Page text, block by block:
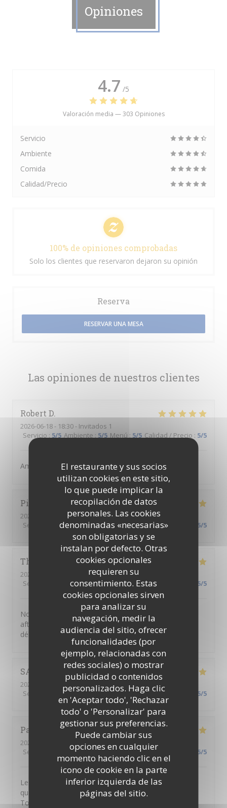
El restaurante y sus socios
utilizan cookies en este sitio,
lo que puede implicar la
recopilación de datos
personales. Las cookies
denominadas «necesarias»
son obligatorias y se
instalan por defecto. Otras
cookies opcionales
requieren su
consentimiento. Estas
cookies opcionales sirven
para analizar su
navegación, medir la
audiencia del sitio, ofrecer
funcionalidades (por
ejemplo, relacionadas con
redes sociales) o mostrar
publicidad o contenidos
personalizados. Haga clic
en 'Aceptar todo', 'Rechazar
todo' o 'Personalizar' para
gestionar sus preferencias.
Puede cambiar sus
opciones en cualquier
momento haciendo clic en el
icono de cookie en la parte
inferior izquierda de las
páginas del sitio.
Opiniones
Las opiniones de nuestros clientes
Robert D
2026-06-18- 18:30 - Invitados 1
Servicio : 5/5 Ambiente : 5/5 Menú : 5/5 Calidad / Precio : 5/5
Ambiance top
Pierre
2026-06-18
- 18:30 - Invitados 6
Servicio
/5 Ambiente:5/5 Menú:5/5 Calidad / Precio 5/5
Thibault
2026-06-18
- 18:00 - Invitados 1
Servicio
Ambiente:5/5 Menú:5 /5 Calidad / Precio 5/5
Nous avons passer un moment très sympa pour cet
afterwork entre collègues. Le lieu est cosy et les mets
délicieux. Bravo et merci aux élèves et équipes
SABRINA A
2026-06-18
- 18:00 - Invitados 1
Servicio
Ambiente: 5/5 Menú : 5/5 Calidad / Precio 5/5
Patricia
2026-06-18
- 18:30 - Invitados 2
Servicio
Ambiente:5/5 Menú:5/5 Calidad / Precio 5/5
Les prestations sont toujours excellentes. Grande
qualité des mets proposés, un service personnalisé ...
Toujours un grand plaisir !
4.7 /5
Valoración media —303 Opiniones
Servicio
Ambiente
Comida
Calidad/Precio
100% de opiniones comprobadas
Solo los clientes que reservaron dejaron su opinión
Reserva
RESERVAR UNA MESA